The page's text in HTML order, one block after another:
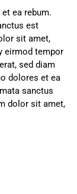
ea rebum.
est
sit amet,
eirmod tempor
sed diam
dolores et ea
sanctus
dolor sit amet,